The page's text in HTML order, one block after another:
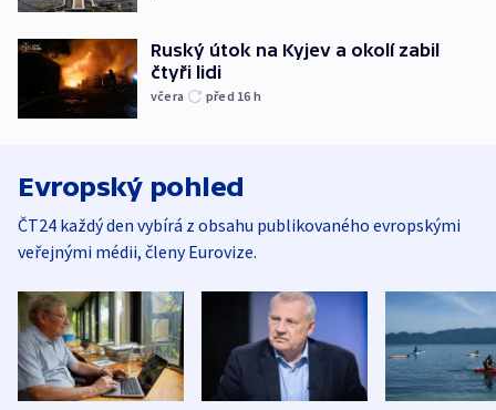
Ruský útok na Kyjev a okolí zabil
čtyři lidi
včera před 16 h
Evropský pohled
ČT24 každý den vybírá z obsahu publikovaného evropskými
veřejnými médii, členy Eurovize.